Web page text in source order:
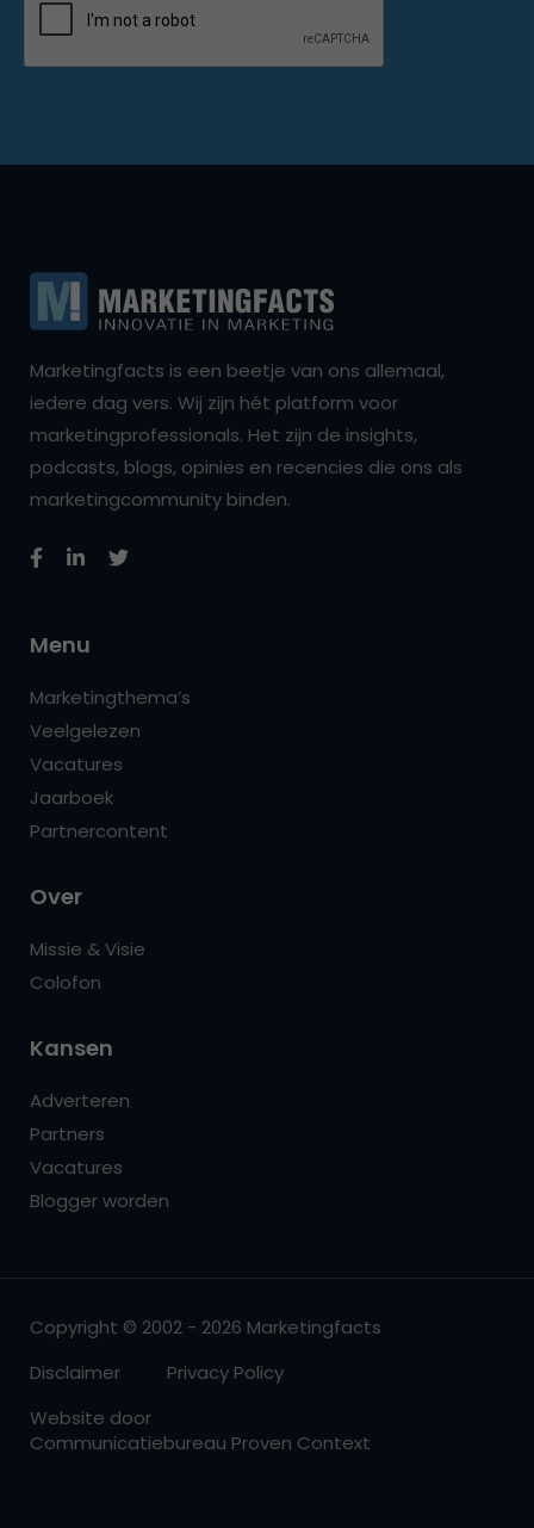
Marketingfacts is een beetje van ons allemaal,
iedere dag vers. Wij zijn hét platform voor
marketingprofessionals. Het zijn de insights,
podcasts, blogs, opinies en recencies die ons als
marketingcommunity binden.
Menu
Marketingthema’s
Veelgelezen
Vacatures
Jaarboek
Partnercontent
Over
Missie & Visie
Colofon
Kansen
Adverteren
Partners
Vacatures
Blogger worden
Copyright © 2002 - 2026 Marketingfacts
Disclaimer
Privacy Policy
Website door
Communicatiebureau Proven Context